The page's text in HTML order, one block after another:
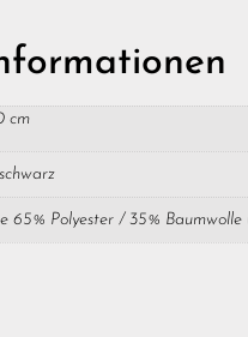
cm
65% Polyester / 35%